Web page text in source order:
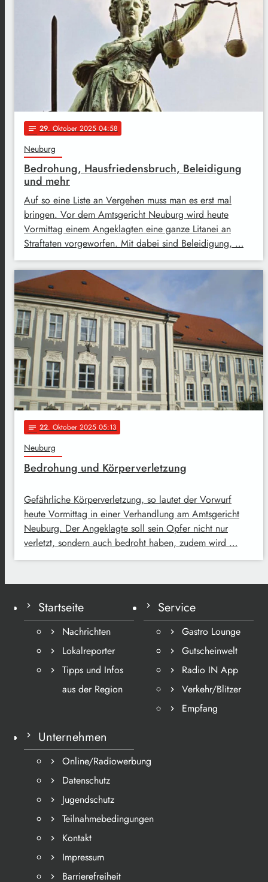
notes 29. Oktober 2025 04:58
Neuburg
Bedrohung, Hausfriedensbruch, Beleidigung
und mehr
Auf so eine Liste an Vergehen muss man es erst mal
bringen. Vor dem Amtsgericht Neuburg wird heute
Vormittag einem Angeklagten eine ganze Litanei an
Straftaten vorgeworfen. Mit dabei sind Beleidigung, …
notes 22. Oktober 2025 05:13
Neuburg
Bedrohung und Körperverletzung
Gefährliche Körperverletzung, so lautet der Vorwurf
heute Vormittag in einer Verhandlung am Amtsgericht
Neuburg. Der Angeklagte soll sein Opfer nicht nur
verletzt, sondern auch bedroht haben, zudem wird …
Startseite
Nachrichten
Lokalreporter
Tipps und Infos
aus der Region
Service
Gastro Lounge
Gutscheinwelt
Radio IN App
Verkehr/Blitzer
Empfang
Unternehmen
Online/Radiowerbung
Datenschutz
Jugendschutz
Teilnahmebedingungen
Kontakt
Impressum
Barrierefreiheit